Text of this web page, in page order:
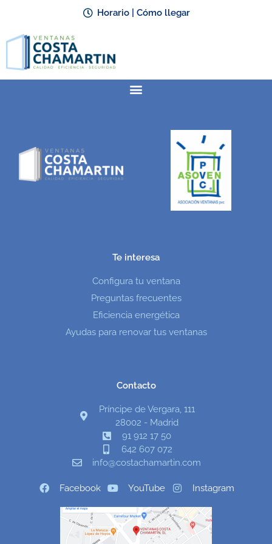
Horario | Cómo llegar
Te interesa
Configura tu ventana
Preguntas frecuentes
Eficiencia energética
Ayudas para renovar tus ventanas
Contacto
Príncipe de Vergara, 111
28002 - Madrid
91 912 17 50
642 607 072
info@costachamartin.com
Facebook YouTube Instagram